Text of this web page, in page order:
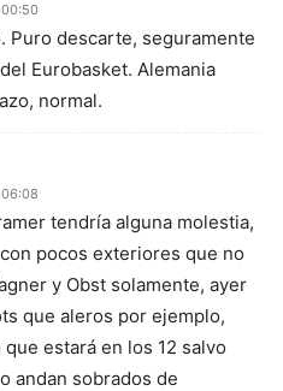
Puro descarte, seguramente
Eurobasket. Alemania
normal.
tendría alguna molestia,
pocos exteriores que no
y Obst solamente, ayer
que aleros por ejemplo,
estará en los 12 salvo
andan sobrados de